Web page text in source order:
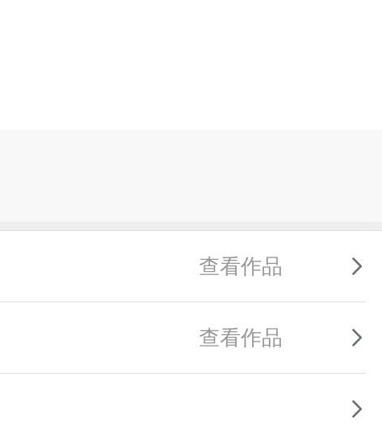
查看作品
查看作品